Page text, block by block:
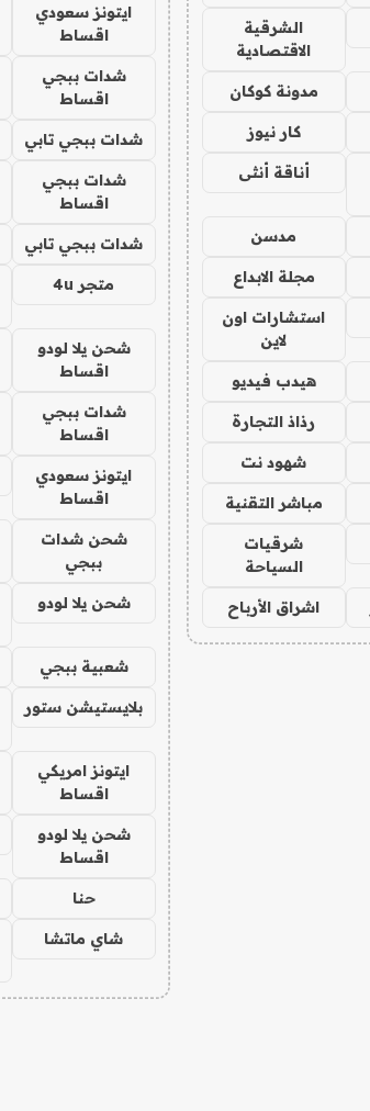
الشرقية
الاقتصادية
مدونة كوكان
كار نيوز
أناقة أنثى
مدسن
مجلة الابداع
استشارات اون
لاين
هيدب فيديو
رذاذ التجارة
شهود نت
مباشر التقنية
شرقيات
السياحة
اشراق الأرباح
ايتونز سعودي
اقساط
شدات ببجي
اقساط
شدات ببجي تابي
شدات ببجي
اقساط
شدات ببجي تابي
متجر 4u
شحن يلا لودو
اقساط
شدات ببجي
اقساط
ايتونز سعودي
اقساط
شحن شدات
ببجي
شحن يلا لودو
شعبية ببجي
بلايستيشن ستور
ايتونز امريكي
اقساط
شحن يلا لودو
اقساط
حنا
شاي ماتشا